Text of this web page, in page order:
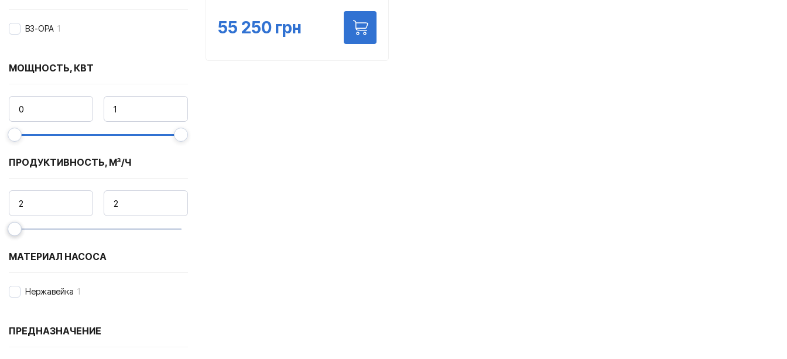
55 250 грн
ВЗ-ОРА 1
МОЩНОСТЬ, КВТ
ПРОДУКТИВНОСТЬ, М³/Ч
МАТЕРИАЛ НАСОСА
Нержавейка 1
ПРЕДНАЗНАЧЕНИЕ